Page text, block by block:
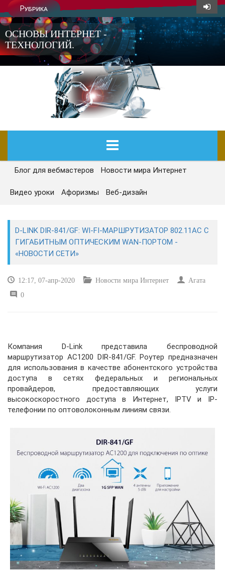
Рубрика
ОСНОВЫ ИНТЕРНЕТ -
ТЕХНОЛОГИЙ.
ГЛАВНАЯ
СЕГОДНЯ
ИНТЕРНЕТ И СВЯЗЬ
Блог для вебмастеров Новости мира Интернет
Видео уроки Афоризмы Веб-дизайн
D-LINK DIR-841/GF: WI-FI-МАРШРУТИЗАТОР 802.11AC C
ГИГАБИТНЫМ ОПТИЧЕСКИМ WAN-ПОРТОМ -
«НОВОСТИ СЕТИ»
12:17, 07-апр-2020 Новости мира Интернет
Агата
0
Компания D-Link представила беспроводной
маршрутизатор AC1200 DIR-841/GF. Роутер предназначен
для использования в качестве абонентского устройства
доступа в сетях федеральных и региональных
провайдеров, предоставляющих услуги
высокоскоростного доступа в Интернет, IPTV и IP-
телефонии по оптоволоконным линиям связи.